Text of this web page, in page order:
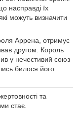
насправді їх
можуть визначити
Аррена, отримує
другом. Король
у нечестивий союз
билося його
та
стає.